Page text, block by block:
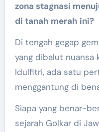
zona stagnasi
di tanah merah ini?
Di tengah gegap
yang dibalut nuansa
Idulfitri, ada satu
menggantung di
Siapa yang benar-
sejarah Golkar di